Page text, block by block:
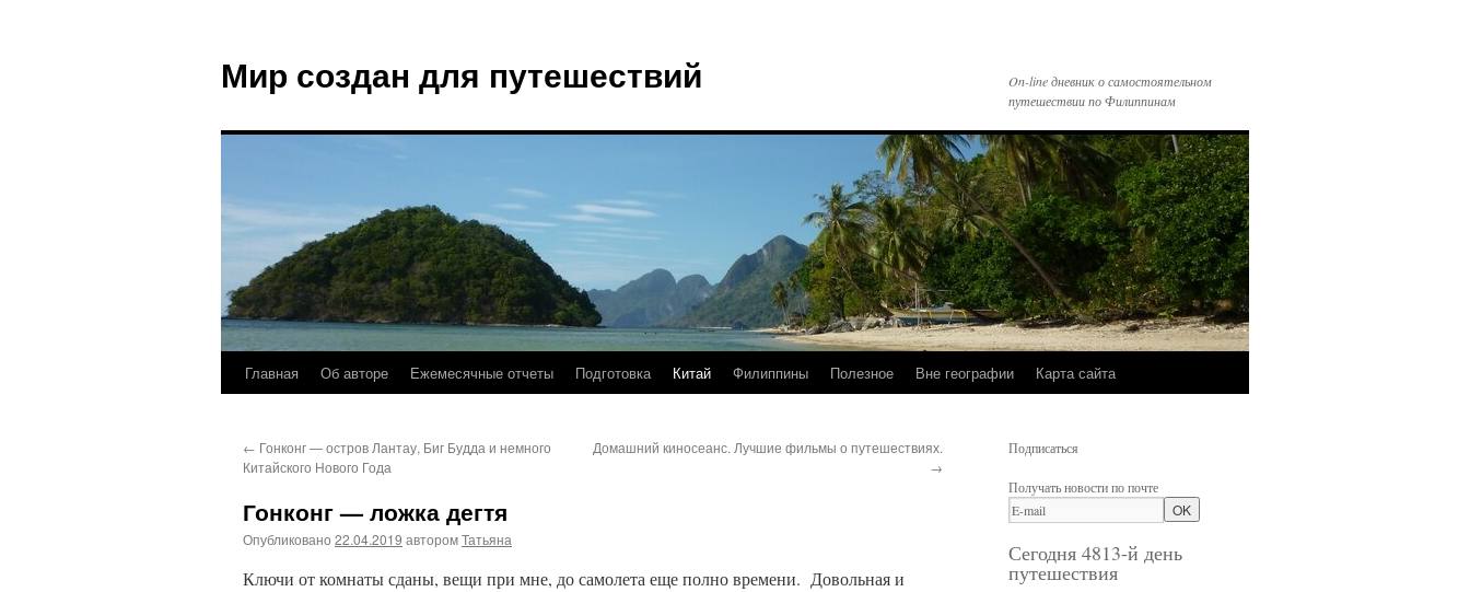
Мир создан для путешествий
On-line дневник о самостоятельном
путешествии по Филиппинам
Главная Об авторе Ежемесячные отчеты Подготовка Китай Филиппины Полезное Вне географии Карта сайта
← Гонконг — остров Лантау, Биг Будда и немного
Китайского Нового Года
Домашний киносеанс. Лучшие фильмы о путешествиях.
→
Гонконг — ложка дегтя
Опубликовано 22.04.2019 авторомТатьяна
Ключи от комнаты сданы, вещи при мне, до самолета еще полно времени. Довольная и
Подписаться
Получать новости по почте
Сегодня 4813-й день
путешествия